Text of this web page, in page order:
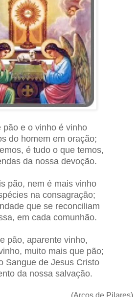
pão e o vinho é vinho
do homem em oração;
é tudo o que temos,
da nossa devoção.
pão, nem é mais vinho
na consagração;
que se reconciliam
em cada comunhão.
pão, aparente vinho,
muito mais que pão;
Sangue de Jesus Cristo
da nossa salvação.
(Arcos de Pilares)